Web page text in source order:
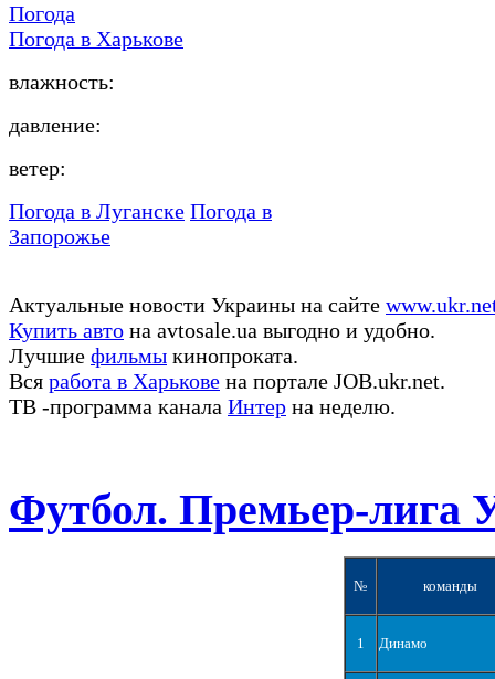
Погода
Погода в Харькове
влажность:
давление:
ветер:
Погода в Луганске Погода в
Запорожье
Актуальные новости Украины на сайте
Купить авто на avtosale.ua выгодно и удобно.
Лучшие фильмы кинопроката.
Вся работа в Харькове на портале JOB.ukr.net.
ТВ -программа канала Интер на неделю.
Футбол. Премьер-лига
№ команды
1 Динамо